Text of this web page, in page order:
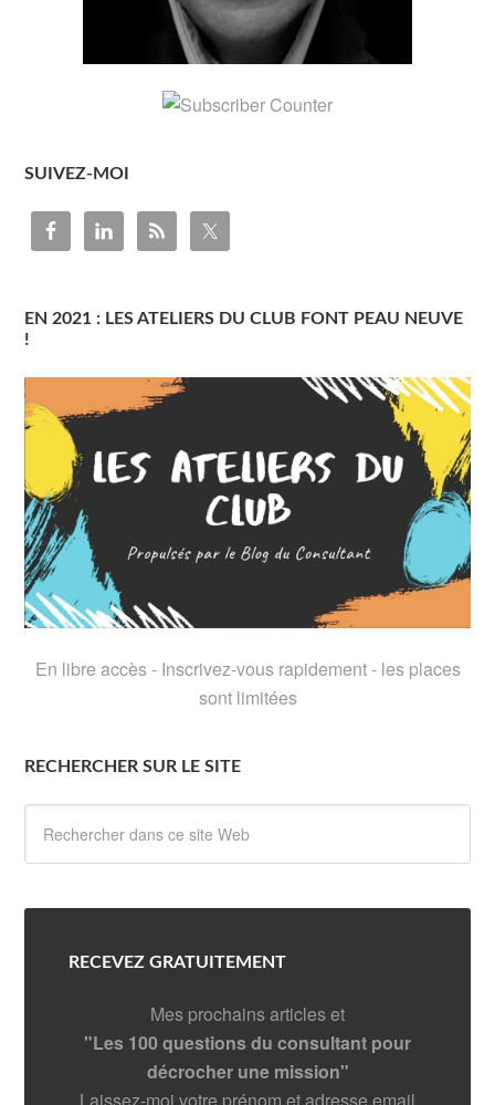
SUIVEZ-MOI
EN 2021 : LES ATELIERS DU CLUB FONT PEAU NEUVE
!
En libre accès - Inscrivez-vous rapidement - les places
sont limitées
RECHERCHER SUR LE SITE
RECEVEZ GRATUITEMENT
Mes prochains articles et
"Les 100 questions du consultant pour
décrocher une mission"